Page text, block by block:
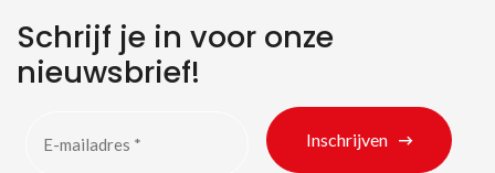
Schrijf je in voor onze
nieuwsbrief!
Inschrijven